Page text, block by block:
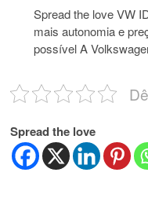
Spread the love VW
mais autonomia e
possível A
Spread the love